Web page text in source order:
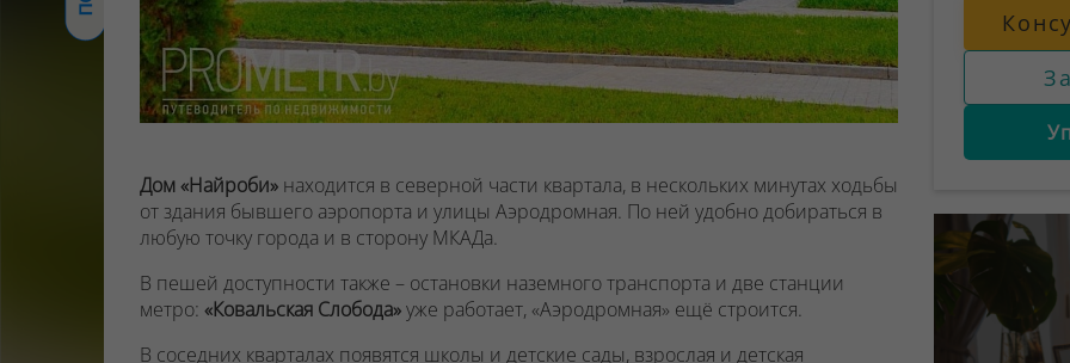
Дом «Найроби» находится в северной части квартала, в нескольких минутах ходьбы
от здания бывшего аэропорта и улицы Аэродромная. По ней удобно добираться в
любую точку города и в сторону МКАДа.
В пешей доступности также – остановки наземного транспорта и две станции
метро: «Ковальская Слобода»уже работает, «Аэродромная» ещё строится.
В соседних кварталах появятся школы и детские сады, взрослая и детская